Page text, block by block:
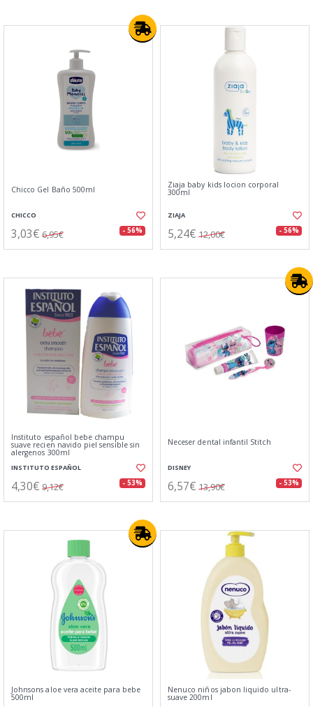
Chicco Gel Baño 500ml
CHICCO
3,03€ 6,95€ - 56%
Ziaja baby kids locion corporal
300ml
ZIAJA
5,24€ 12,00€ - 56%
Instituto español bebe champu
suave recien navido piel sensible sin
alergenos 300ml
INSTITUTO ESPAÑOL
4,30€ 9,12€ - 53%
Neceser dental infantil Stitch
DISNEY
6,57€ 13,90€ - 53%
Johnsons aloe vera aceite para bebe
500ml
Nenuco niños jabon liquido ultra-
suave 200ml